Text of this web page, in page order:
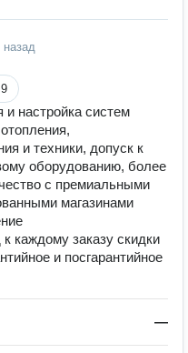
назад
и настройка систем
и техники, допуск к
оборудованию, более
с премиальными
магазинами
каждому заказу скидки
и посгарантийное
—